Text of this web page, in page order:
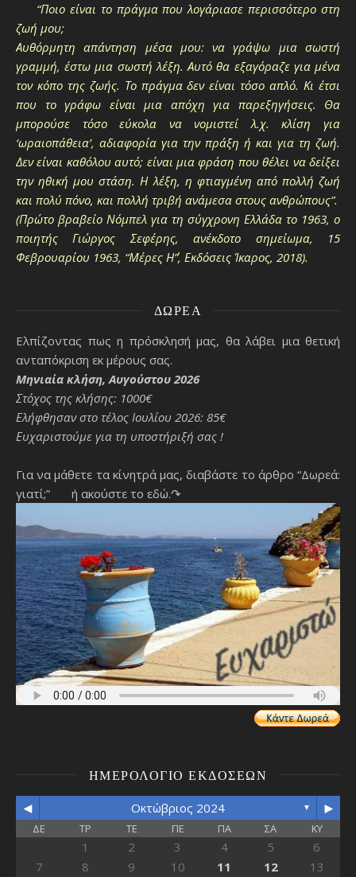
“Ποιο είναι το πράγμα που λογάριασε περισσότερο στη
ζωή μου;
Αυθόρμητη απάντηση μέσα μου: να γράψω μια σωστή
γραμμή, έστω μια σωστή λέξη. Αυτό θα εξαγόραζε για μένα
τον κόπο της ζωής. Το πράγμα δεν είναι τόσο απλό. Κι έτσι
που το γράφω είναι μια απόχη για παρεξηγήσεις. Θα
μπορούσε τόσο εύκολα να νομιστεί λ.χ. κλίση για
‘ωραιοπάθεια’, αδιαφορία για την πράξη ή και για τη ζωή.
Δεν είναι καθόλου αυτό; είναι μια φράση που θέλει να δείξει
την ηθική μου στάση. Η λέξη, η φτιαγμένη από πολλή ζωή
και πολύ πόνο, και πολλή τριβή ανάμεσα στους ανθρώπους”.
(Πρώτο βραβείο Νόμπελ για τη σύγχρονη Ελλάδα το 1963, ο
ποιητής Γιώργος Σεφέρης, ανέκδοτο σημείωμα, 15
Φεβρουαρίου 1963, “Μέρες Η΄”, Εκδόσεις Ίκαρος, 2018).
ΔΩΡΕΆ
Ελπίζοντας πως η πρόσκλησή μας, θα λάβει μια θετική
ανταπόκριση εκ μέρους σας.
Μηνιαία κλήση, Αυγούστου 2026
Στόχος της κλήσης: 1000€
Ελήφθησαν στο τέλος Ιουλίου 2026: 85€
Ευχαριστούμε για τη υποστήριξή σας !
Για να μάθετε τα κίνητρά μας, διαβάστε το άρθρο “Δωρεά:
γιατί;”
ή ακούστε το εδώ.↷
ΗΜΕΡΟΛΌΓΙΟ ΕΚΔΌΣΕΩΝ
◄ Οκτώβριος 2024 ▼ ►
ΔΕ ΤΡ ΤΕ ΠΕ ΠΑ ΣΑ ΚΥ
1 2 3 4 5
6
7
8 9 10 11 12
13